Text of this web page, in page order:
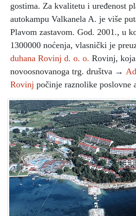
gostima. Za kvalitetu i uređenost
autokampu Valkanela A. je više
Plavom zastavom. God. 2001., u
1300000 noćenja, vlasnički je
duhana Rovinj d. o. o. Rovinj,
novoosnovanoga trg. društva →
Rovinj počinje raznolike poslovne